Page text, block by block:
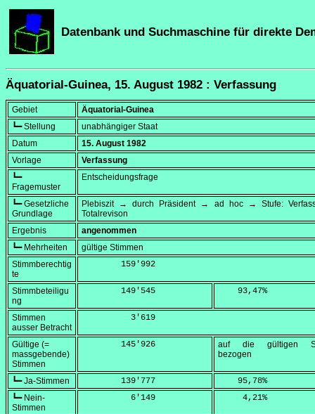
Datenbank und Suchmaschine für direkte
Äquatorial-Guinea, 15. August 1982 : Verfassung
Gebiet
Äquatorial-Guinea
┗━ Stellung
unabhängiger Staat
Datum
15. August 1982
Vorlage
Verfassung
┗━
Fragemuster
Entscheidungsfrage
┗━ Gesetzliche
Grundlage
Plebiszit → durch Präsident → ad hoc → Stufe:
Totalrevison
Ergebnis
angenommen
┗━ Mehrheiten
gültige Stimmen
Stimmberechtig
te
        159'992
Stimmbeteiligu
ng
        149'545
    93,47
%
Stimmen
ausser Betracht
          3'619
Gültige (=
massgebende)
Stimmen
        145'926
auf die gültigen
bezogen
┗━ Ja-Stimmen
        139'777
    95,78
%
┗━ Nein-
Stimmen
          6'149
     4,21
%